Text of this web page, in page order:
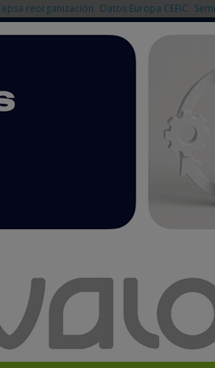
reorganización Datos Europa CEFIC
de trading impulsada por IA
euros en